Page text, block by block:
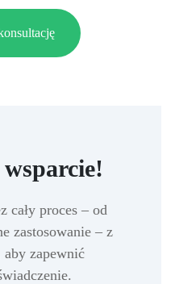
cały proces – od
zastosowanie – z
aby zapewnić